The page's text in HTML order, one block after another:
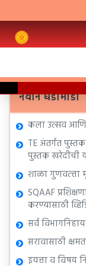
नवीन घडामोडी
कला उत्सव आणि
TE अंतर्गत
पुस्तक खरेदीची
शाळा
SQAAF
करण्यासाठी
सर्व
सरावासाठी
इयत्ता व विषय